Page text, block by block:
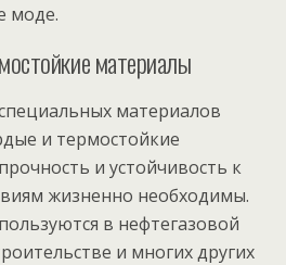
моде.
материалы
материалов
и термостойкие
и устойчивость к
жизненно необходимы.
в нефтегазовой
и многих других